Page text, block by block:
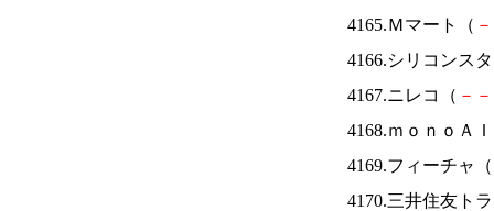
4165.Ｍマート（ －
4166.シリコンス
4167.ニレコ（ － －
4168.ｍｏｎｏＡ
4169.フィーチャ（
4170.三井住友ト